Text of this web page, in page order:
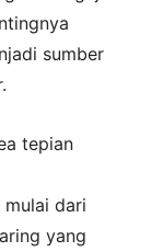
sumber
tepian
mulai dari
yang